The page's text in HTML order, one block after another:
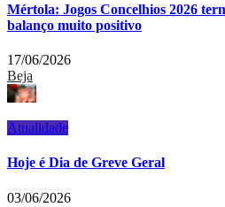
Mértola: Jogos Concelhios 2026
balanço muito positivo
17/06/2026
Beja
Atualidade
Hoje é Dia de Greve Geral
03/06/2026